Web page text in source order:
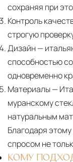
сохраняя при
Контроль
строгую
Дизайн—
способностью
одновременно
Материалы—
муранскому
натуральным
Благодаря
спросом не
КОМУ